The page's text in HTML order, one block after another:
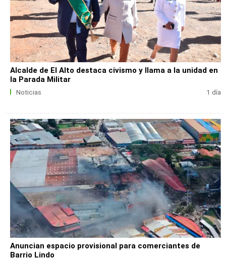
Alcalde de El Alto destaca civismo y llama a la unidad en
la Parada Militar
Noticias 1 día
Anuncian espacio provisional para comerciantes de
Barrio Lindo